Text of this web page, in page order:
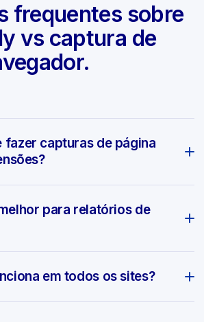
frequentes sobre
vs captura de
fazer capturas de página
para relatórios de
em todos os sites?